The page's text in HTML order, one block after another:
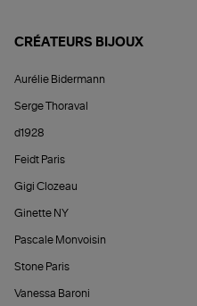
CRÉATEURS BIJOUX
Aurélie Bidermann
Serge Thoraval
d1928
Feidt Paris
Gigi Clozeau
Ginette NY
Pascale Monvoisin
Stone Paris
Vanessa Baroni